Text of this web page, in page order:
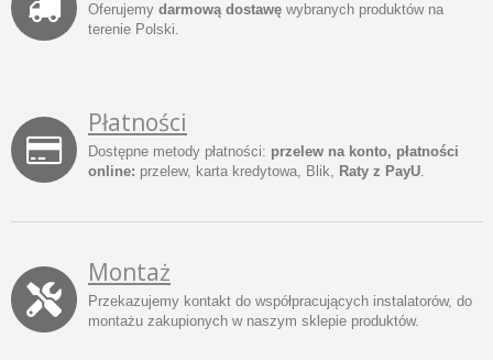
Oferujemy darmową dostawę wybranych produktów na
terenie Polski.
Płatności
Dostępne metody płatności: przelew na konto, płatności
online: przelew, karta kredytowa, Blik, Raty z PayU.
Montaż
Przekazujemy kontakt do współpracujących instalatorów, do
montażu zakupionych w naszym sklepie produktów.